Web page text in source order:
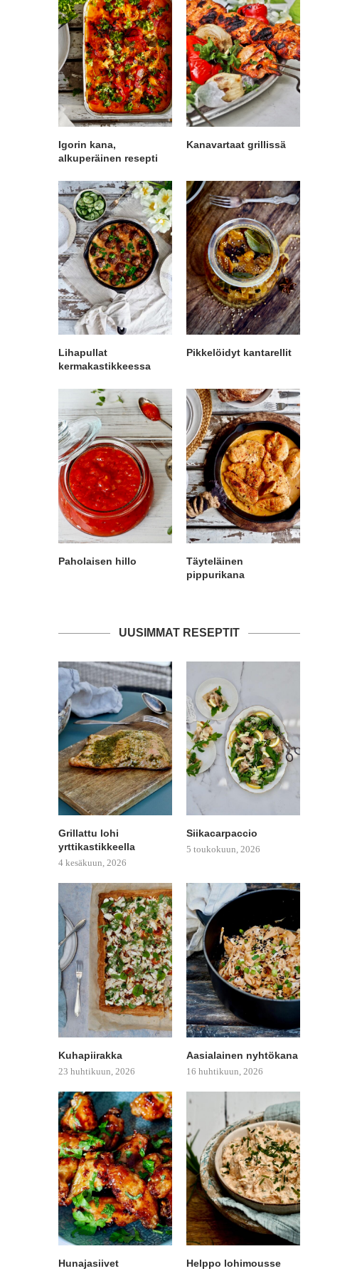
Igorin kana,
alkuperäinen resepti
Kanavartaat grillissä
Lihapullat
kermakastikkeessa
Pikkelöidyt kantarellit
Paholaisen hillo
Täyteläinen
pippurikana
UUSIMMAT RESEPTIT
Grillattu lohi
yrttikastikkeella
4 kesäkuun, 2026
Siikacarpaccio
5 toukokuun, 2026
Kuhapiirakka
23 huhtikuun, 2026
Aasialainen nyhtökana
16 huhtikuun, 2026
Hunajasiivet Helppo lohimousse